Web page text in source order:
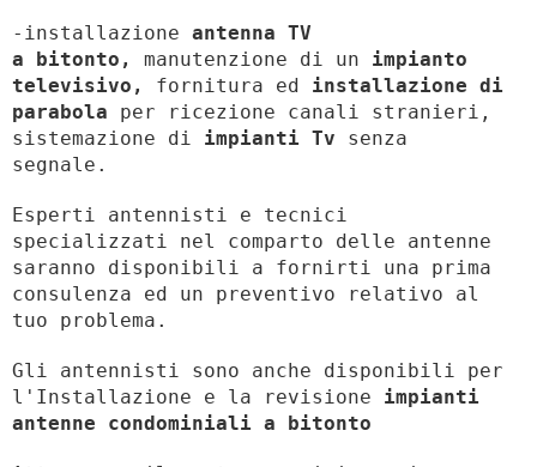
-installazione antenna TV
a bitonto, manutenzione di un impianto
televisivo, fornitura ed installazione di
parabola per ricezione canali stranieri,
sistemazione di impianti Tv senza
segnale.
Esperti antennisti e tecnici
specializzati nel comparto delle antenne
saranno disponibili a fornirti una prima
consulenza ed un preventivo relativo al
tuo problema.
Gli antennisti sono anche disponibili per
l'Installazione e la revisione impianti
antenne condominiali a bitonto